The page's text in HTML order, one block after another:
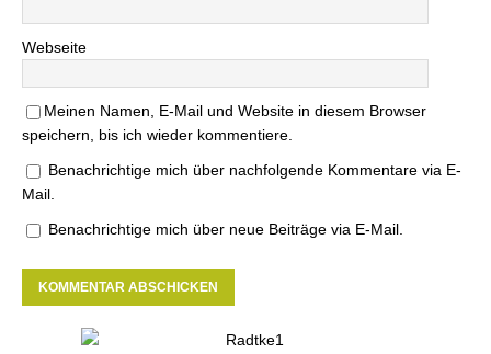
Webseite
Meinen Namen, E-Mail und Website in diesem Browser
speichern, bis ich wieder kommentiere.
Benachrichtige mich über nachfolgende Kommentare via E-
Mail.
Benachrichtige mich über neue Beiträge via E-Mail.